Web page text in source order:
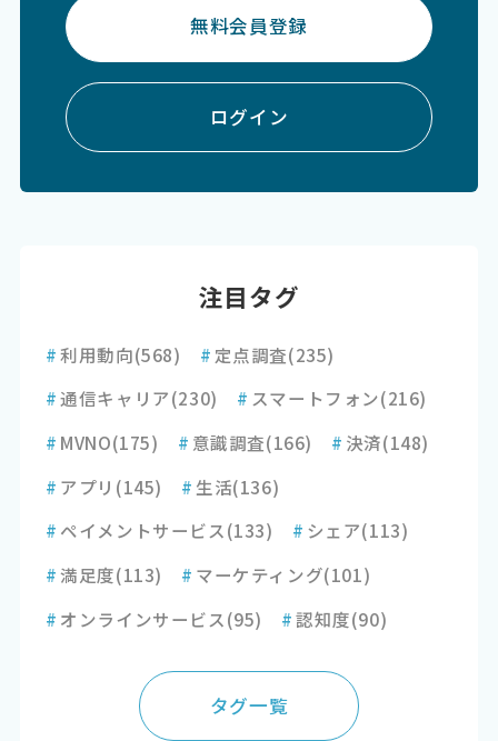
無料会員登録
ログイン
注目タグ
#利用動向(568) # 定点調査(235)
#通信キャリア(230) # スマートフォン(216)
# MVNO(175) # 意識調査(166) # 決済(148)
# アプリ (145) # 生活(136)
# ペイメントサービス(133) # シェア(113)
#満足度(113) # マーケティング(101)
# オンラインサービス(95) #認知度(90)
タグ一覧